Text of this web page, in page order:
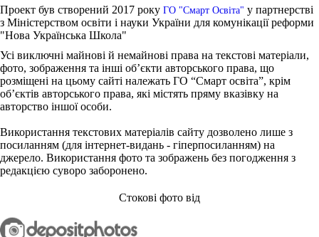
Проект був створений 2017 року ГО "Смарт Освіта" у партнерстві
з Міністерством освіти і науки України для комунікації реформи
"Нова Українська Школа"
Усі виключні майнові й немайнові права на текстові матеріали,
фото, зображення та інші об’єкти авторського права, що
розміщені на цьому сайті належать ГО “Смарт освіта”, крім
об’єктів авторського права, які містять пряму вказівку на
авторство іншої особи.
Використання текстових матеріалів сайту дозволено лише з
посиланням (для інтернет-видань - гіперпосиланням) на
джерело. Використання фото та зображень без погодження з
редакцією суворо заборонено.
Стокові фото від